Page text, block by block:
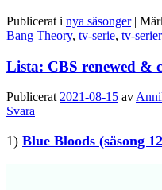
Publicerat i nya säsonger |
Bang Theory, tv-serie, tv-serier
Lista: CBS renewed &
Publicerat2021-08-15 av
Svara
1) Blue Bloods (säsong